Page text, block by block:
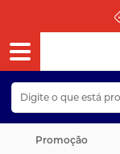
Promoção